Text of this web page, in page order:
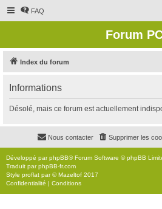
FAQ
Forum
Index du forum
Informations
Désolé, mais ce forum est actuellement
Supprimer les
Nous contacter
Développé parphpBB® Forum Software © phpBB
Traduit parphpBB-fr.com
Style proflat par ©Mazeltof 2017
Confidentialité | Conditions